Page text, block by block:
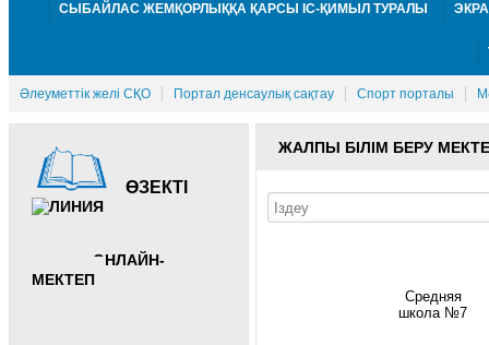
СЫБАЙЛАС ЖЕМҚОРЛЫҚҚА ҚАРСЫ ІС-ҚИМЫЛ ТУРАЛЫ
Әлеуметтік желі СҚО Портал денсаулық сақтау Спорт порталы
ӨЗЕКТІ
ОНЛАЙН-
МЕКТЕП
ЖАЛПЫ БІЛІМ БЕРУ
Средняя
школа №7